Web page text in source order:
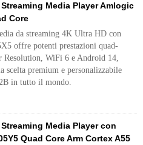
Media Player Amlogic
Core
da streaming 4K Ultra HD con
offre potenti prestazioni quad-
Resolution, WiFi 6 e Android 14,
scelta premium e personalizzabile
in tutto il mondo.
Media Player con
Quad Core Arm Cortex A55